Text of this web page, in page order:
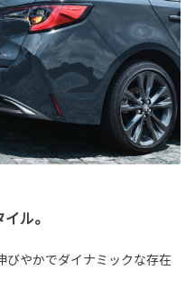
ル。
びやかでダイナミックな存在